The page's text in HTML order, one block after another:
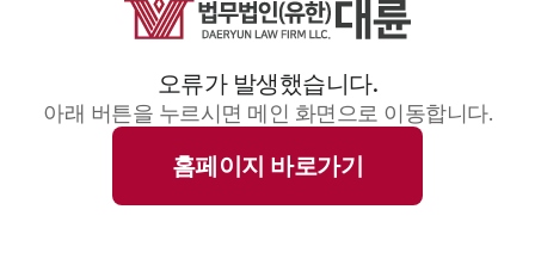
오류가 발생했습니다.
아래 버튼을 누르시면 메인 화면으로 이동합니다.
홈페이지 바로가기